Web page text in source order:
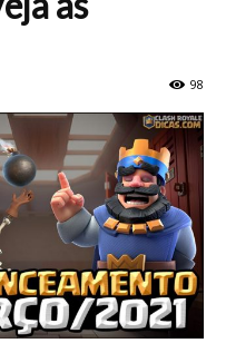
98